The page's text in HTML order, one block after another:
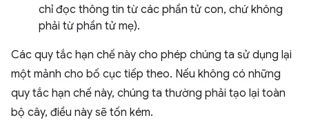
chỉ đọc thông tin từ các phần tử con, chứ không
phải từ phần tử mẹ).
Các quy tắc hạn chế này cho phép chúng ta sử dụng lại
một mảnh cho bố cục tiếp theo. Nếu không có những
quy tắc hạn chế này, chúng ta thường phải tạo lại toàn
bộ cây, điều này sẽ tốn kém.